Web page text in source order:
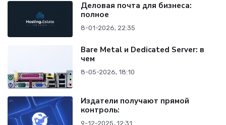
Деловая почта для бизнеса:
полное
8-01-2026, 22:35
Bare Metal и Dedicated Server: в
чем
8-05-2026, 18:10
Издатели получают прямой
контроль:
9-12-2025, 12:31